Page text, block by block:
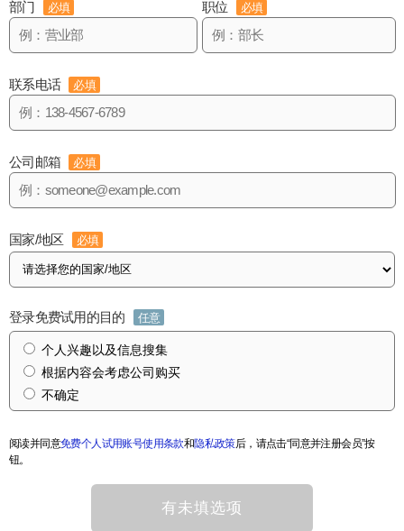
部门 必填 职位 必填
联系电话 必填
公司邮箱 必填
国家/地区 必填
登录免费试用的目的 任意
个人兴趣以及信息搜集
根据内容会考虑公司购买
不确定
阅读并同意免费个人试用账号使用条款和隐私政策后，请点击“同意并注册会员”按
钮。